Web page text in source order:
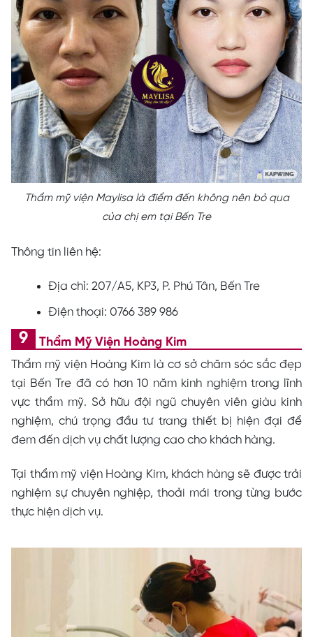
Thẩm mỹ viện Maylisa là điểm đến không nên bỏ qua
của chị em tại Bến Tre
Thông tin liên hệ:
Địa chỉ: 207/A5, KP3, P. Phú Tân, Bến Tre
Điện thoại: 0766 389 986
Thẩm Mỹ Viện Hoàng Kim
Thẩm mỹ viện Hoàng Kim là cơ sở chăm sóc sắc đẹp
tại Bến Tre đã có hơn 10 năm kinh nghiệm trong lĩnh
vực thẩm mỹ. Sở hữu đội ngũ chuyên viên giàu kinh
nghiệm, chú trọng đầu tư trang thiết bị hiện đại để
đem đến dịch vụ chất lượng cao cho khách hàng.
Tại thẩm mỹ viện Hoàng Kim, khách hàng sẽ được trải
nghiệm sự chuyên nghiệp, thoải mái trong từng bước
thực hiện dịch vụ.